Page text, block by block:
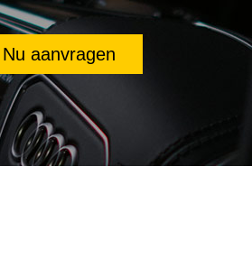
Nu aanvragen